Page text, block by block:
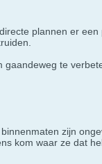
plannen er
te
zijn
kom waar ze dat